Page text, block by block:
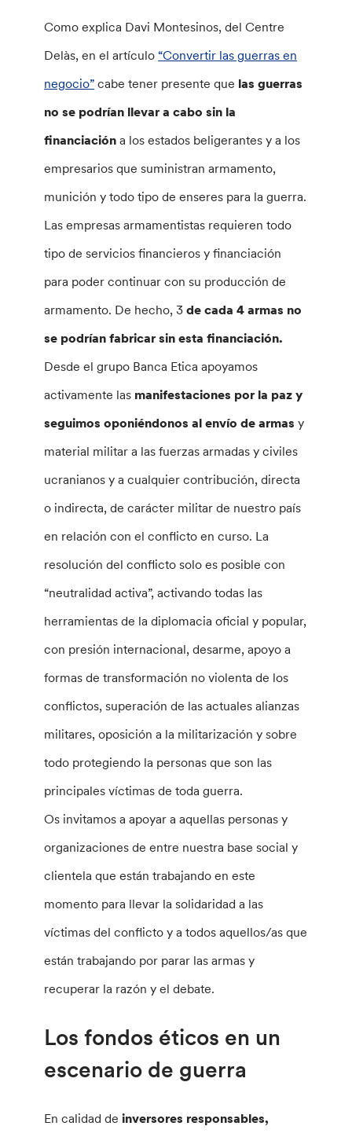
Como explica Davi Montesinos, del Centre
Delàs, en el artículo“Convertir las guerras en
negocio” cabe tener presente que las guerras
no se podrían llevar a cabo sin la
financiacióna los estados beligerantes y a los
empresarios que suministran armamento,
munición y todo tipo de enseres para la guerra.
Las empresas armamentistas requieren todo
tipo de servicios financieros y financiación
para poder continuar con su producción de
armamento. De hecho, 3 de cada 4 armas no
se podrían fabricar sin esta financiación.
Desde el grupo Banca Etica apoyamos
activamente las manifestaciones por la paz y
seguimos oponiéndonos al envío de armas y
material militar a las fuerzas armadas y civiles
ucranianos y a cualquier contribución, directa
o indirecta, de carácter militar de nuestro país
en relación con el conflicto en curso. La
resolución del conflicto solo es posible con
“neutralidad activa”, activando todas las
herramientas de la diplomacia oficial y popular,
con presión internacional, desarme, apoyo a
formas de transformación no violenta de los
conflictos, superación de las actuales alianzas
militares, oposición a la militarización y sobre
todo protegiendo la personas que son las
principales víctimas de toda guerra.
Os invitamos a apoyar a aquellas personas y
organizaciones de entre nuestra base social y
clientela que están trabajando en este
momento para llevar la solidaridad a las
víctimas del conflicto y a todos aquellos/as que
están trabajando por parar las armas y
recuperar la razón y el debate.
Los fondos éticos en un
escenario de guerra
En calidad de inversores responsables,